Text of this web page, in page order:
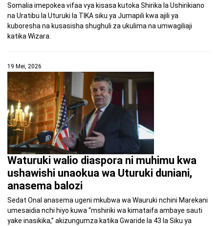
Somalia imepokea vifaa vya kisasa kutoka Shirika la Ushirikiano
na Uratibu la Uturuki la TIKA siku ya Jumapili kwa ajili ya
kuboresha na kusasisha shughuli za ukulima na umwagiliaji
katika Wizara.
19 Mei, 2026
Waturuki walio diaspora ni muhimu kwa
ushawishi unaokua wa Uturuki duniani,
anasema balozi
Sedat Onal anasema ugeni mkubwa wa Wauruki nchini Marekani
umesaidia nchi hiyo kuwa “mshiriki wa kimataifa ambaye sauti
yake inasikika,” akizungumza katika Gwaride la 43 la Siku ya